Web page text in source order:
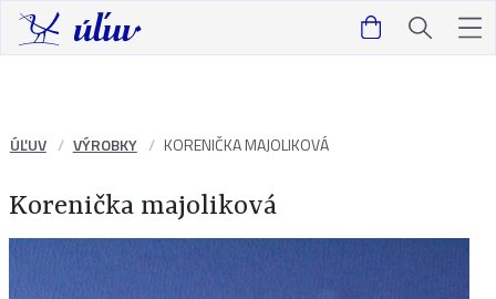
ÚĽUV VÝROBKY KORENIČKA MAJOLIKOVÁ
Korenička majoliková